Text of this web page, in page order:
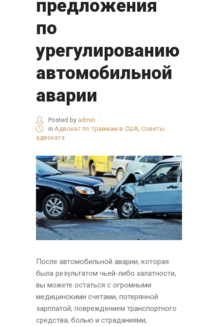
предложения
по
урегулированию
автомобильной
аварии
Posted by admin
in Адвокат по травмам в США, Советы
адвоката
После автомобильной аварии, которая
была результатом чьей-либо халатности,
вы можете остаться с огромными
медицинскими счетами, потерянной
зарплатой, повреждением транспортного
средства, болью и страданиями,